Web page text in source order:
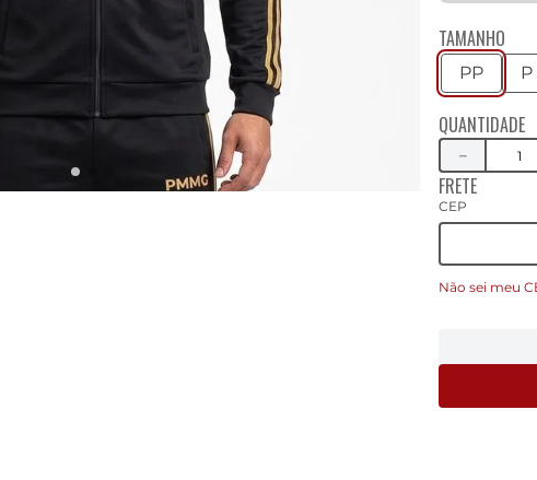
TAMANHO
PP P
QUANTIDADE
－
FRETE
CEP
Não sei meu